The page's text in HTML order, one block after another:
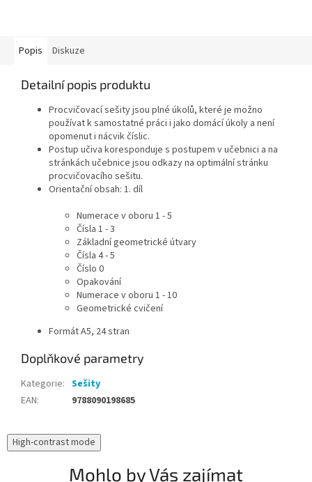
Popis Diskuze
Detailní popis produktu
Procvičovací sešity jsou plné úkolů, které je možno
používat k samostatné práci i jako domácí úkoly a není
opomenut i nácvik číslic.
Postup učiva koresponduje s postupem v učebnici a na
stránkách učebnice jsou odkazy na optimální stránku
procvičovacího sešitu.
Orientační obsah: 1. díl
Numerace v oboru 1 - 5
Čísla 1 - 3
Základní geometrické útvary
Čísla 4 - 5
Číslo 0
Opakování
Numerace v oboru 1 - 10
Geometrické cvičení
Formát A5, 24 stran
Doplňkové parametry
Kategorie: Sešity
EAN: 9788090198685
High-contrast mode
Mohlo by Vás zajímat